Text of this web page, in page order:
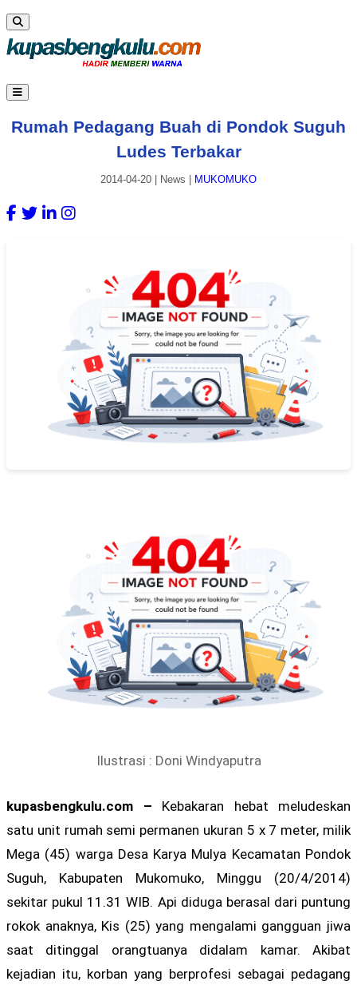
Rumah Pedagang Buah di Pondok Suguh
Ludes Terbakar
2014-04-20 News MUKOMUKO
Ilustrasi : Doni Windyaputra
kupasbengkulu.com – Kebakaran hebat meludeskan
satu unit rumah semi permanen ukuran 5 x 7 meter, milik
Mega (45) warga Desa Karya Mulya Kecamatan Pondok
Suguh, Kabupaten Mukomuko, Minggu (20/4/2014)
sekitar pukul 11.31 WIB. Api diduga berasal dari puntung
rokok anaknya, Kis (25) yang mengalami gangguan jiwa
saat ditinggal orangtuanya didalam kamar. Akibat
kejadian itu, korban yang berprofesi sebagai pedagang